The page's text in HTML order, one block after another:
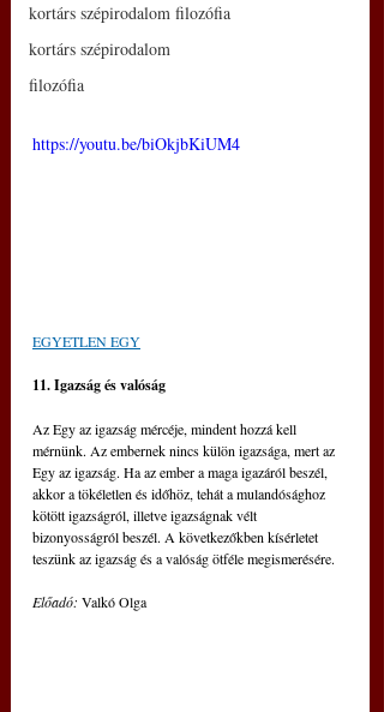
kortárs szépirodalom filozófia
kortárs szépirodalom
filozófia
https://youtu.be/biOkjbKiUM4
EGYETLEN EGY
11. Igazság és valóság
Az Egy az igazság mércéje, mindent hozzá kell
mérnünk. Az embernek nincs külön igazsága, mert az
Egy az igazság. Ha az ember a maga igazáról beszél,
akkor a tökéletlen és időhöz, tehát a mulandósághoz
kötött igazságról, illetve igazságnak vélt
bizonyosságról beszél. A következőkben kísérletet
teszünk az igazság és a valóság ötféle megismerésére.
Előadó: Valkó Olga